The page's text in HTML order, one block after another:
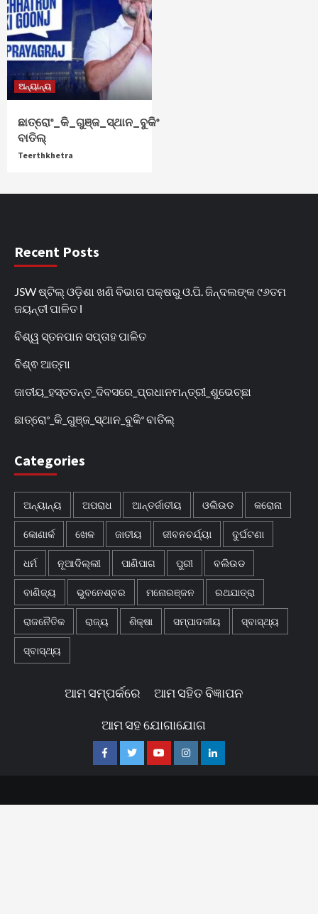
ଅନ୍ୟାନ୍ୟ
ଛାତ୍ରୋଂ_କି_ଗୁଞ୍ଜ_ସ୍ଥାନ_ବୁକିଂ
ବାତିଲ୍
Teerthkhetra
Recent Posts
JSW ଷ୍ଟିଲ୍ ଓଡ଼ିଶା ଖଣି ବିଭାଗ ପକ୍ଷରୁ ଓ.ପି. ଜିନ୍ଦଲଙ୍କ ୯୬ତମ
ଜୟନ୍ତୀ ପାଳିତ l
ବିଶ୍ୱ ସ୍ତନପାନ ସପ୍ତାହ ପାଳିତ
ବିଶ୍ଵ ଆତ୍ମା
ଜାତୀୟ_ହସ୍ତତନ୍ତ_ଦିବସରେ_ପ୍ରଧାନମନ୍ତ୍ରୀ_ଶୁଭେଚ୍ଛା
ଛାତ୍ରୋଂ_କି_ଗୁଞ୍ଜ_ସ୍ଥାନ_ବୁକିଂ ବାତିଲ୍
Categories
ଅନ୍ୟାନ୍ୟ ଅପରାଧ ଆନ୍ତର୍ଜାତୀୟ ଓଲିଉଡ କରୋନା
କୋଣାର୍କ ଖେଳ ଜାତୀୟ ଜୀବନଚର୍ଯ୍ୟା ଦୁର୍ଘଟଣା
ଧର୍ମ ନୂଆଦିଲ୍ଲୀ ପାଣିପାଗ ପୁରୀ ବଲିଉଡ
ବାଣିଜ୍ୟ ଭୁବନେଶ୍ବର ମନୋରଞ୍ଜନ ରଥଯାତ୍ରା
ରାଜନୈତିକ ରାଜ୍ୟ ଶିକ୍ଷା ସମ୍ପାଦକୀୟ ସ୍ବାସ୍ଥ୍ୟ
ସ୍ବାସ୍ଥ୍ୟ
ଆମ ସମ୍ପର୍କରେ ଆମ ସହିତ ବିଜ୍ଞାପନ
ଆମ ସହ ଯୋଗାଯୋଗ
FacebookTwitterYoutubeInstagramLinkedin